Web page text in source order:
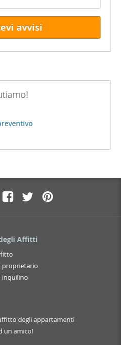
avvisi
Affitti
proprietario
inquilino
degli appartamenti
un amico!